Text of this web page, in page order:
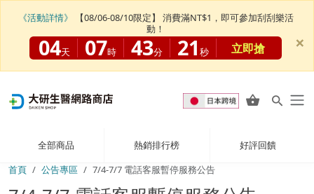
全部商品 熱銷排行榜
好評回饋
首頁
公告專區 7/4-7/7 電話客服暫停服務公告
《活動詳情》
【08/06-08/10限定】 消費滿NT$1，即可參加刮刮樂活
動！
04天 07時 43分 21 秒 立即搶 ×